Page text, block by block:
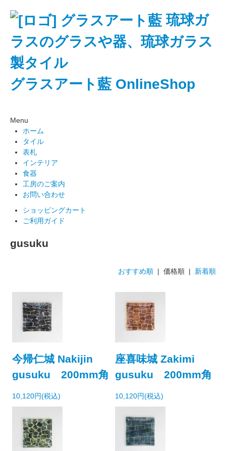
琉球ガ
ラスのグラスや器、琉球ガラス
製タイル
グラスアート藍 OnlineShop
Menu
ホーム
タイル
表札
インテリア
食器
工房のご案内
お問い合わせ
ショッピングカート
ご利用ガイド
gusuku
おすすめ順 | 価格順 | 新着順
今帰仁城 Nakijin
gusuku 200mm角
10,120円(税込)
座喜味城 Zakimi
gusuku 200mm角
10,120円(税込)